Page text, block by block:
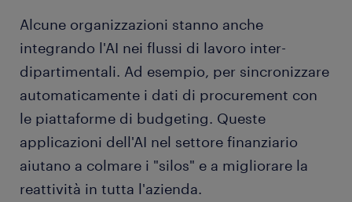
Alcune organizzazioni stanno anche
integrando l'AI nei flussi di lavoro inter-
dipartimentali. Ad esempio, per sincronizzare
automaticamente i dati di procurement con
le piattaforme di budgeting. Queste
applicazioni dell'AI nel settore finanziario
aiutano a colmare i "silos" e a migliorare la
reattività in tutta l'azienda.